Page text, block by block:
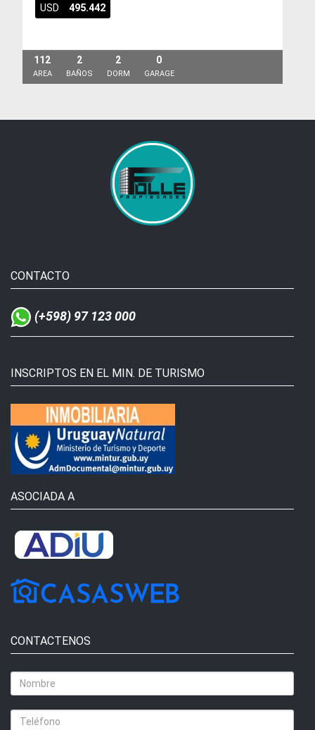
USD 495.442
112
AREA
2
BAÑOS
2
DORM
0
GARAGE
CONTACTO
(+598) 97 123 000
INSCRIPTOS EN EL MIN. DE TURISMO
ASOCIADA A
CONTACTENOS